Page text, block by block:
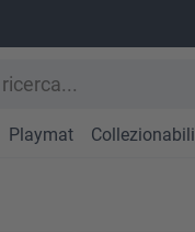
Playmat Collezionabili